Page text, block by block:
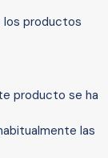
los productos
producto se ha
las